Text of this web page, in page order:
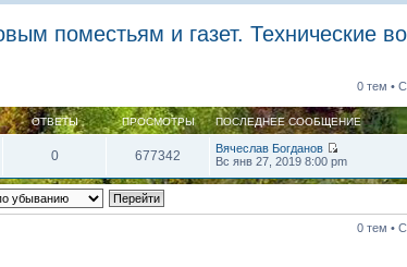
поместьям и газет. Технические
0 тем •
ОТВЕТЫ ПРОСМОТРЫ ПОСЛЕДНЕЕ СООБЩЕНИЕ
0 677342
Вячеслав Богданов
П
р
й
Вс янв 27, 2019 8:00 pm
0 тем •